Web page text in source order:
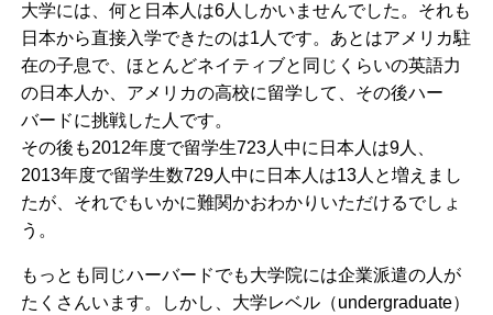
大学には、何と日本人は6人しかいませんでした。それも
日本から直接入学できたのは1人です。あとはアメリカ駐
在の子息で、ほとんどネイティブと同じくらいの英語力
の日本人か、アメリカの高校に留学して、その後ハー
バードに挑戦した人です。
その後も2012年度で留学生723人中に日本人は9人、
2013年度で留学生数729人中に日本人は13人と増えまし
たが、それでもいかに難関かおわかりいただけるでしょ
う。
もっとも同じハーバードでも大学院には企業派遣の人が
たくさんいます。しかし、大学レベル（undergraduate）